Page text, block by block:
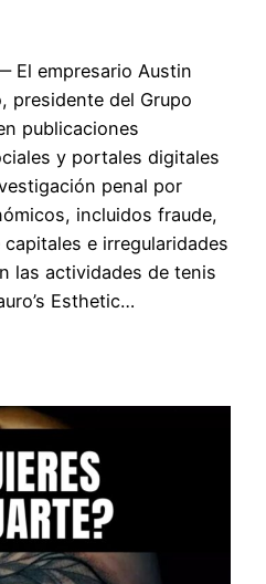
El empresario Austin
presidente del Grupo
publicaciones
y portales digitales
penal por
incluidos fraude,
e irregularidades
las actividades de tenis
Esthetic…